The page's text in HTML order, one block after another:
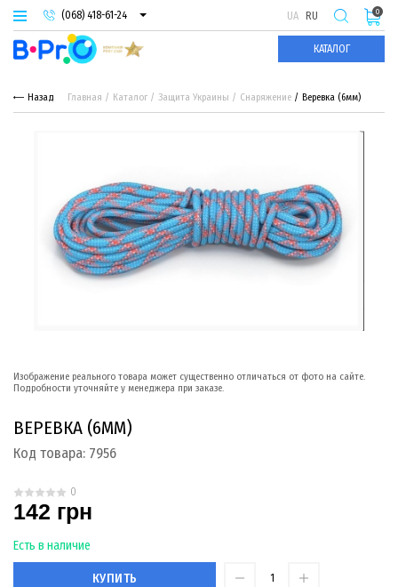
(068) 418-61-24
(093) 974-66-94
(095) 987-29-55
UA RU
КАТАЛОГ
0
Назад Главная Каталог Защита Украины Снаряжение Веревка (6мм)
Изображение реального товара может существенно отличаться от фото на сайте.
Подробности уточняйте у менеджера при заказе.
ВЕРЕВКА (6ММ)
Код товара: 7956
0
142 грн
Есть в наличие
КУПИТЬ